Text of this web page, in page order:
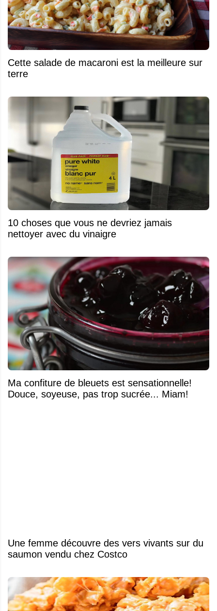
Cette salade de macaroni est la meilleure sur
terre
10 choses que vous ne devriez jamais
nettoyer avec du vinaigre
Ma confiture de bleuets est sensationnelle!
Douce, soyeuse, pas trop sucrée... Miam!
Une femme découvre des vers vivants sur du
saumon vendu chez Costco